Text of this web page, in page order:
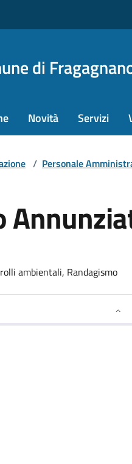
di
Novità Servizi
/ Personale
ambientali, Randagismo